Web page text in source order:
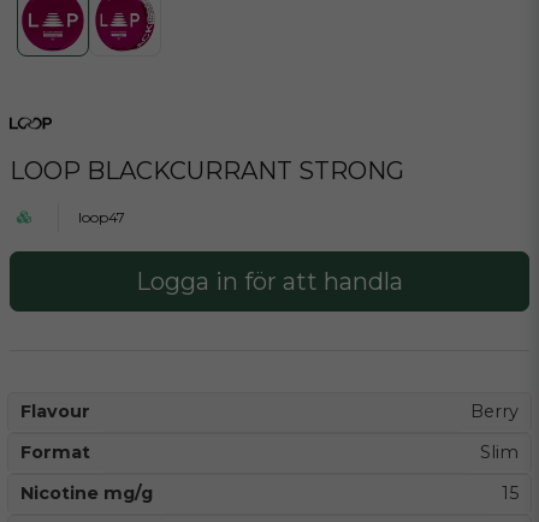
LOOP BLACKCURRANT STRONG
loop47
Logga in för att handla
Flavour
Berry
Format
Slim
Nicotine mg/g
15